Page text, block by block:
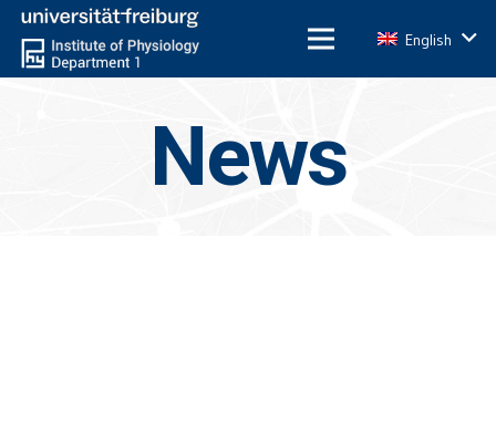
English
News